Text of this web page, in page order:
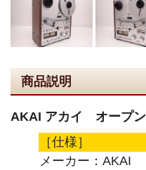
商品説明
AKAI アカイ オープ
［仕様］
メーカー：AKAI